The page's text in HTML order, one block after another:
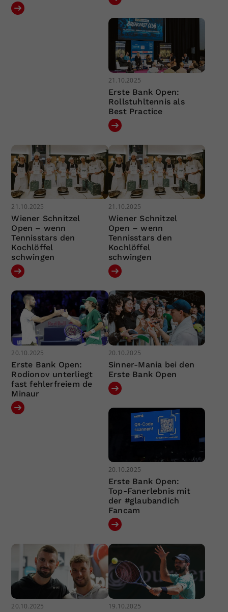
21.10.2025
Erste Bank Open:
Rollstuhltennis als
Best Practice
21.10.2025
Wiener Schnitzel
Open – wenn
Tennisstars den
Kochlöffel
schwingen
21.10.2025
Wiener Schnitzel
Open – wenn
Tennisstars den
Kochlöffel
schwingen
20.10.2025
Erste Bank Open:
Rodionov unterliegt
fast fehlerfreiem de
Minaur
20.10.2025
Sinner-Mania bei den
Erste Bank Open
20.10.2025
Erste Bank Open:
Top-Fanerlebnis mit
der #glaubandich
Fancam
20.10.2025 19.10.2025